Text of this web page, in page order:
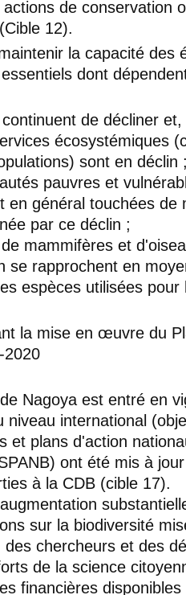
de conservation
12).
la capacité des
dont
de décliner
écosystémiques
sont en déclin
pauvres et
en général touchées de
par ce déclin ;
mammifères et
se rapprochent en
espèces utilisées pour
la mise en œuvre du
2020
Nagoya est entré en
niveau international
et plans d'action
ont été mis à
à la CDB (cible 17).
sur la biodiversité
des chercheurs et des
de la science
financières